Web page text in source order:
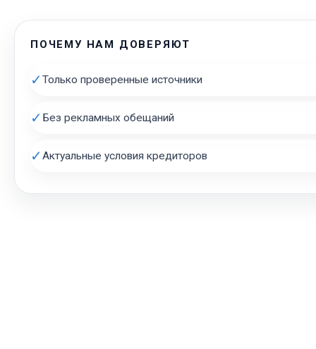
ПОЧЕМУ НАМ ДОВЕРЯЮТ
✓Только проверенные источники
✓ Без рекламных обещаний
✓Актуальные условия кредиторов